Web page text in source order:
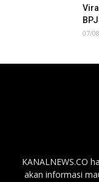
07/
KANALNEWS.CO
akan informasi